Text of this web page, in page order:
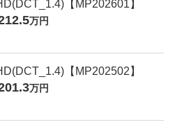
【MP202601】
万円
【MP202502】
万円